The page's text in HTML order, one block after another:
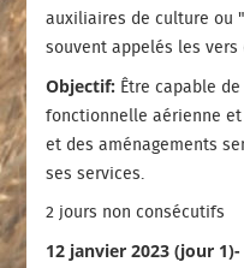
auxiliaires de culture ou
souvent appelés les vers
Objectif: Être capable
fonctionnelle aérienne
et des aménagements
ses services.
2 jours non consécutifs
12 janvier 2023 (jour